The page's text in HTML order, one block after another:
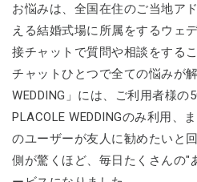
お悩みは、全国在住のご当地ア
える結婚式場に所属をするウェ
接チャットで質問や相談をする
チャットひとつで全ての悩みが
WEDDING」には、ご利用者様
PLACOLE WEDDINGのみ利用、
のユーザーが友人に勧めたいと
側が驚くほど、毎日たくさんの"